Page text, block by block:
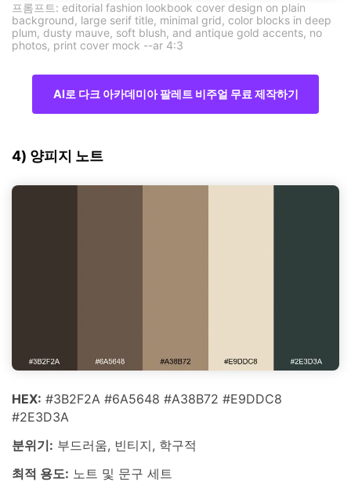
프롬프트: editorial fashion lookbook cover design on plain
background, large serif title, minimal grid, color blocks in deep
plum, dusty mauve, soft blush, and antique gold accents, no
photos, print cover mock --ar 4:3
AI로 다크 아카데미아 팔레트 비주얼 무료 제작하기
4) 양피지 노트
HEX: #3B2F2A #6A5648 #A38B72 #E9DDC8
#2E3D3A
분위기: 부드러움, 빈티지, 학구적
최적 용도: 노트 및 문구 세트